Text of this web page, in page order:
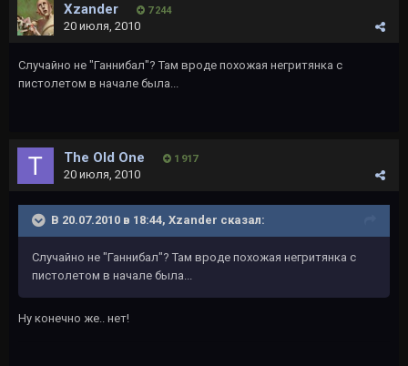
Xzander 7 244
20 июля, 2010
Случайно не "Ганнибал"? Там вроде похожая негритянка с
пистолетом в начале была...
The Old One 1 917
20 июля, 2010
В 20.07.2010 в 18:44, Xzander сказал:
Случайно не "Ганнибал"? Там вроде похожая негритянка с
пистолетом в начале была...
Ну конечно же.. нет!